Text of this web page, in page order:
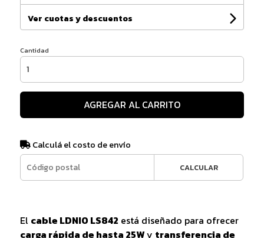
Ver cuotas y descuentos
Cantidad
AGREGAR AL CARRITO
Calculá el costo de envío
CALCULAR
El cable LDNIO LS842 está diseñado para ofrecer
carga rápida de hasta 25Wy transferencia de